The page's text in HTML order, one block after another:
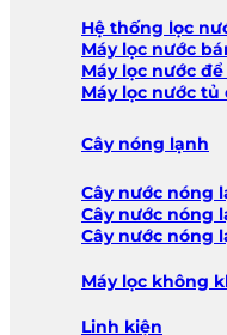
Hệ thống lọc
Máy lọc nước
Máy lọc nước
Máy lọc nước tủ
Cây nóng lạnh
Cây nước nóng
Cây nước nóng
Cây nước nóng
Máy lọc không
Linh kiện